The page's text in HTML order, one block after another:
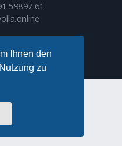
Ihnen den
zu
59897 61
Gramziu